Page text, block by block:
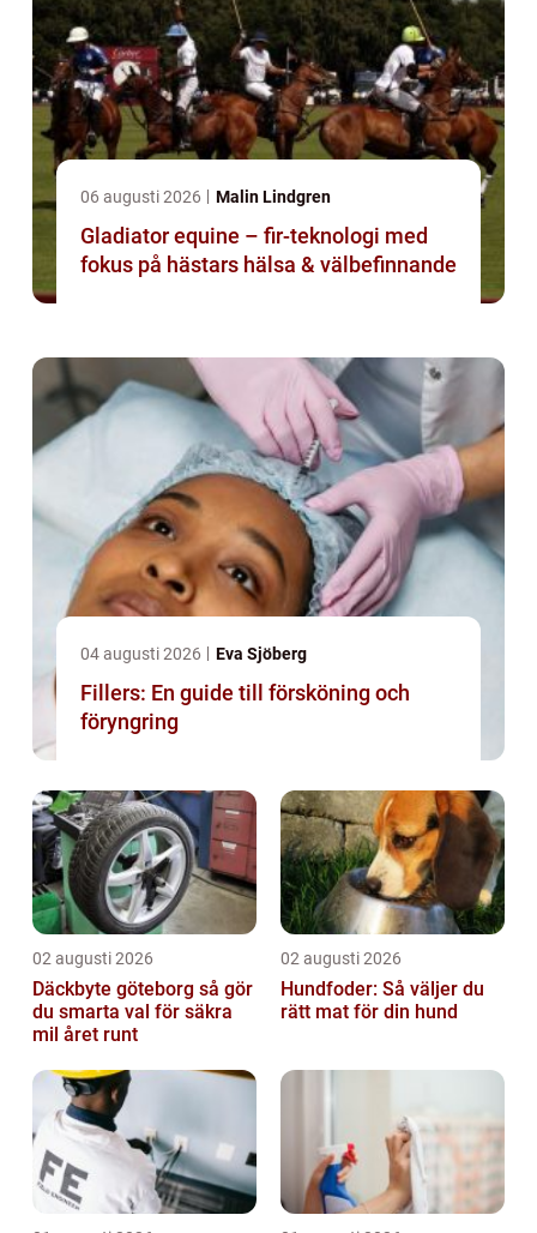
06 augusti 2026 Malin Lindgren
Gladiator equine – fir-teknologi med
fokus på hästars hälsa & välbefinnande
04 augusti 2026 Eva Sjöberg
Fillers: En guide till försköning och
föryngring
02 augusti 2026
Däckbyte göteborg så gör
du smarta val för säkra
mil året runt
02 augusti 2026
Hundfoder: Så väljer du
rätt mat för din hund